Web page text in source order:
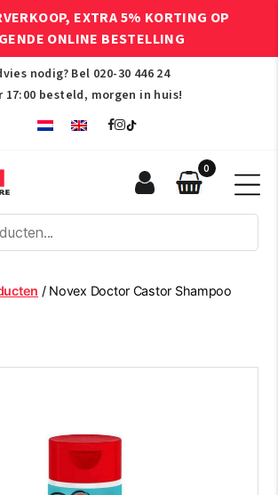
EXTRA 5% KORTING OP
ONLINE BESTELLING
nodig? Bel 020-30 446 24
17:00 besteld, morgen in huis!
0
/ Novex Doctor Castor Shampoo